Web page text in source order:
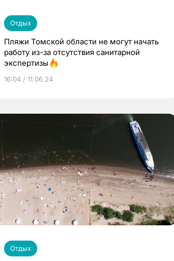
Отдых
Пляжи Томской области не могут начать
работу из-за отсутствия санитарной
экспертизы
16:04 / 11.06.24
Отдых